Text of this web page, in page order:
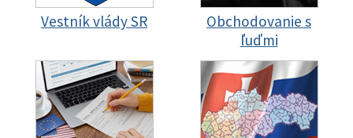
Vestník vlády SR
Obchodovanie s
ľuďmi